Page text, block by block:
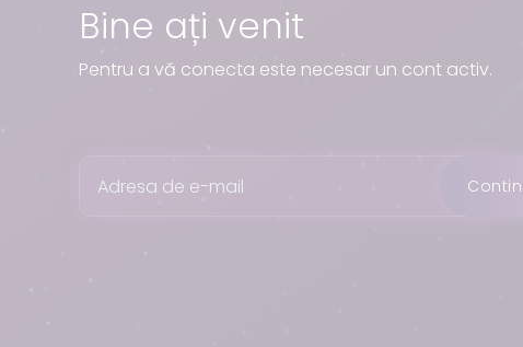
Bine ați venit
Pentru a vă conecta este necesar un cont activ.
Adresa de e-mail